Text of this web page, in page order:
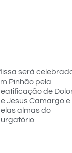
será
Pinhão pela
de
Jesus Camargo e
almas do